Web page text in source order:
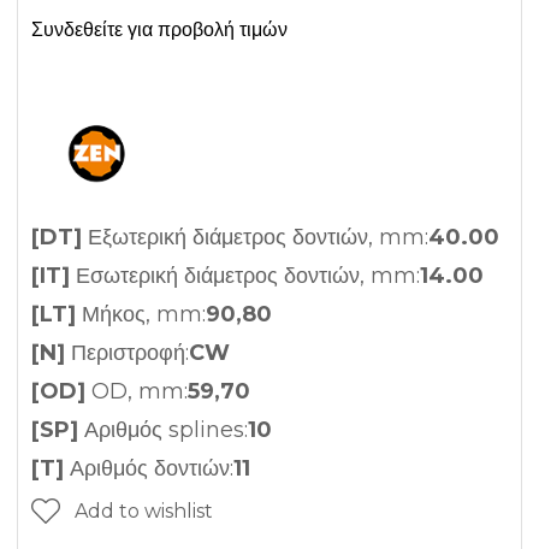
Συνδεθείτε για προβολή τιμών
[DT] Εξωτερική διάμετρος δοντιών, mm:40.00
[IT] Εσωτερική διάμετρος δοντιών, mm:14.00
[LT] Μήκος, mm:90,80
[N] Περιστροφή:CW
[OD] OD, mm:59,70
[SP] Αριθμός splines:10
[T] Αριθμός δοντιών:11
Add to wishlist